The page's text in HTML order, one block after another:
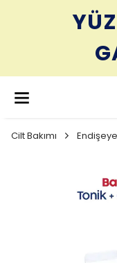
Cilt Bakımı